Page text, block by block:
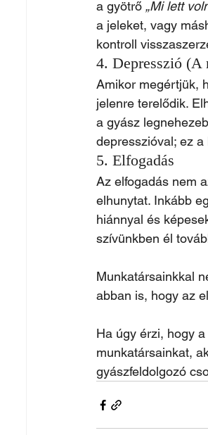
a gyötrő „Mi lett
a jeleket, vagy
kontroll
4. Depresszió (A
Amikor megértjük,
jelenre terelődik.
a gyász
depresszióval; ez
5. Elfogadás
Az elfogadás nem
elhunytat. Inkább
hiánnyal és
szívünkben él
Munkatársainkkal
abban is, hogy az
Ha úgy érzi, hogy
munkatársainkat,
gyászfeldolgozó